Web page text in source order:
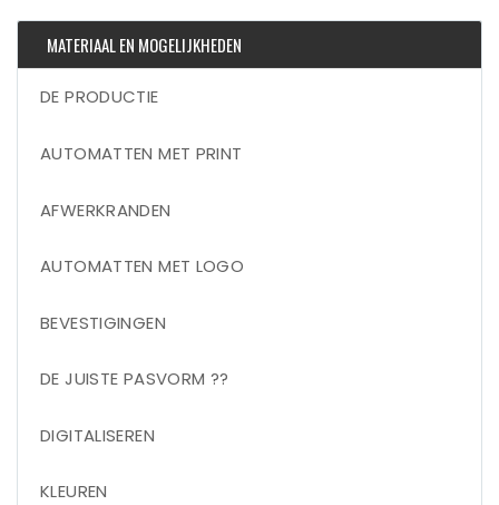
MATERIAAL EN MOGELIJKHEDEN
DE PRODUCTIE
AUTOMATTEN MET PRINT
AFWERKRANDEN
AUTOMATTEN MET LOGO
BEVESTIGINGEN
DE JUISTE PASVORM ??
DIGITALISEREN
KLEUREN